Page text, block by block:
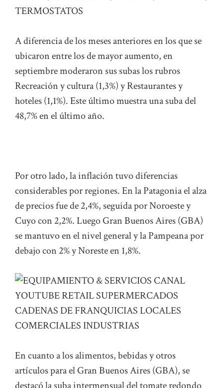
A diferencia de los meses anteriores en los que se
ubicaron entre los de mayor aumento, en
septiembre moderaron sus subas los rubros
Recreación y cultura (1,3%) y Restaurantes y
hoteles (1,1%). Este último muestra una suba del
48,7% en el último año.
Por otro lado, la inflación tuvo diferencias
considerables por regiones. En la Patagonia el alza
de precios fue de 2,4%, seguida por Noroeste y
Cuyo con 2,2%. Luego Gran Buenos Aires (GBA)
se mantuvo en el nivel general y la Pampeana por
debajo con 2% y Noreste en 1,8%.
En cuanto a los alimentos, bebidas y otros
artículos para el Gran Buenos Aires (GBA), se